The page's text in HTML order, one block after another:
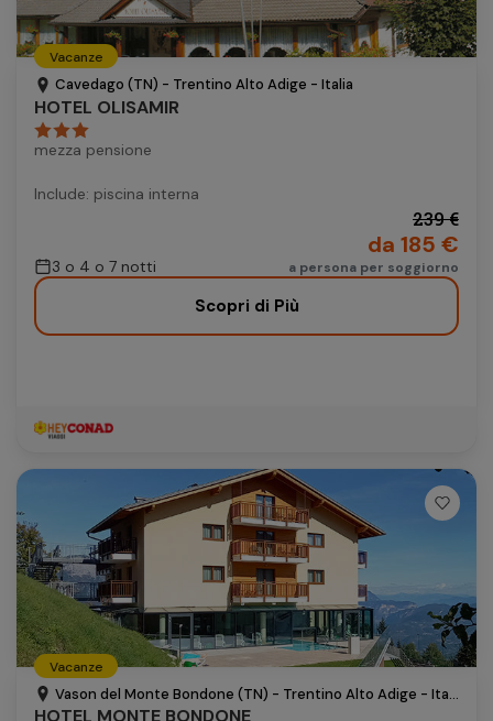
Vacanze
Cavedago (TN) - Trentino Alto Adige - Italia
HOTEL OLISAMIR
mezza pensione
Include: piscina interna
3 o 4 o 7 notti
239 €
da 185 €
a persona per soggiorno
Scopri di Più
Vacanze
Vason del Monte Bondone (TN) - Trentino Alto Adige - Italia